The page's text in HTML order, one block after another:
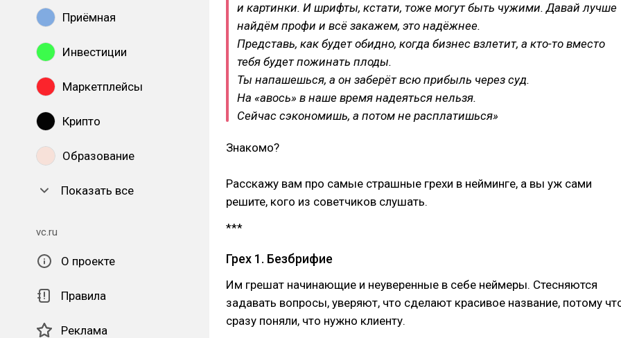
Приёмная
Инвестиции
Маркетплейсы
Крипто
Образование
Показать все
vc.ru
О проекте
Правила
Реклама
и картинки. И шрифты, кстати, тоже могут быть чужими. Давай лучше
найдём профи и всё закажем, это надёжнее.
Представь, как будет обидно, когда бизнес взлетит, а кто-то вместо
тебя будет пожинать плоды.
Ты напашешься, а он заберёт всю прибыль через суд.
На «авось» в наше время надеяться нельзя.
Сейчас сэкономишь, а потом не расплатишься»
Знакомо?
Расскажу вам про самые страшные грехи в нейминге, а вы уж сами
решите, кого из советчиков слушать.
***
Грех 1. Безбрифие⠀
Им грешат начинающие и неуверенные в себе неймеры. Стесняются
задавать вопросы, уверяют, что сделают красивое название, потому
сразу поняли, что нужно клиенту.⠀